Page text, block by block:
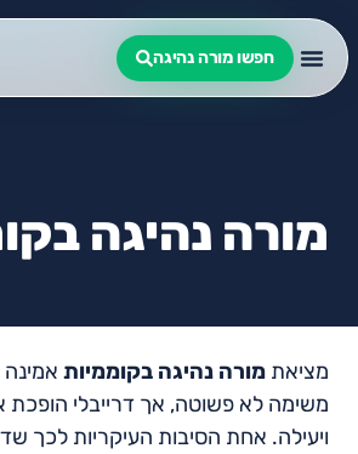
חפשו מורה נהיגה
מורה נהיגה
מציאת מורה נהיגה בקוממיות אמינה
משימה לא פשוטה, אך דרייבלי הופכת
ויעילה. אחת הסיבות העיקריות לכך